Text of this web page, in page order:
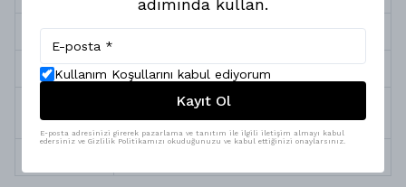
Halı Kalınlığı 5 mm
Halı Tipi Yumuşak Dokuma Taban Halı
Bakım
Robot Süpürge, Silinebilir ve Profesyonel
Temizlik
Kullanım Koşullarını kabul ediyorum
Kayıt Ol
E-posta adresinizi girerek pazarlama ve tanıtım ile ilgili iletişim almayı kabul
edersiniz ve Gizlilik Politikamızı okuduğunuzu ve kabul ettiğinizi onaylarsınız.